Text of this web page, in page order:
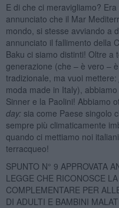
E di che ci meravigliamo?
annunciato che il Mar
mondo, si stesse avviando a
annunciato il fallimento della
Baku ci siamo distinti! Oltre a
generazione (che – è vero –
tradizionale, ma vuoi mettere:
moda made in Italy),
Sinner e la Paolini! Abbiamo
day: sia come Paese singolo
sempre più climaticamente
quando ci mettiamo noi
terracqueo!
SPUNTO N° 9 APPROVATA
LEGGE CHE RICONOSCE LA
COMPLEMENTARE PER
DI ADULTI E BAMBINI